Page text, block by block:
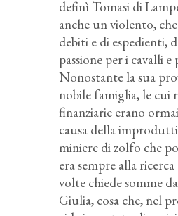
definì Tomasi di
anche un violento,
debiti e di espedienti,
passione per i cavalli
Nonostante la sua
nobile famiglia, le cui
finanziarie erano
causa della
miniere di zolfo che
era sempre alla
volte chiede somme
Giulia, cosa che, nel